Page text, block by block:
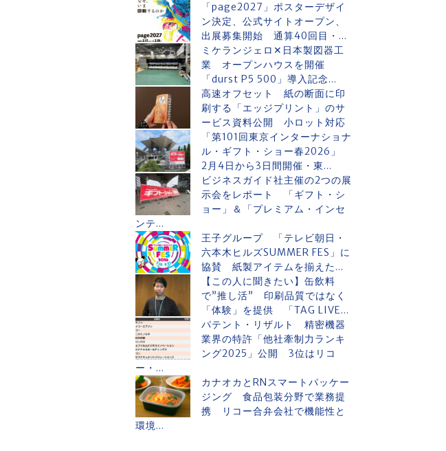
「page2027」ポスターデザイ
ン決定、公式サイトオープン、
出展募集開始 通算40回目・...
ミケランジェロ✕日本製図器工
業 オープンハウスを開催
「durst P5 500」導入記念...
高速オフセット 紙の断面に印
刷する「エッジプリント」のサ
ービス資料公開 小ロット対応
「第101回東京インターナショナ
ル・ギフト・ショー春2026」
2月4日から3日間開催・東...
ビジネスガイド社主催の2つの展
示会をレポート 「ギフト・シ
ョー」＆「プレミアム・インセ
ンテ...
王子グループ 「テレビ朝日・
六本木ヒルズSUMMER FES」に
協賛 紙製アイテムを揃えた...
【この人に聞きたい】缶飲料
で”推し活” 印刷品質ではなく
「体験」を提供 「TAG LIVE...
パテント・リザルト 精密機器
業界の特許「他社牽制力ランキ
ング2025」公開 3位はリコ
ー・...
カナオカとRNスマートパッケー
ジング 食品包装分野で業務提
携 リコー合弁会社で機能性と
環境...